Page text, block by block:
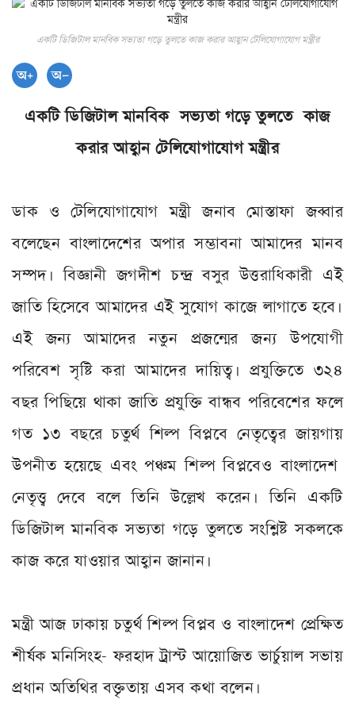
একটি ডিজিটাল মানবিক সভ্যতা গড়ে তুলতে কাজ করার আহ্বান টেলিযোগাযোগ মন্ত্রীর
একটি ডিজিটাল মানবিক সভ‌্যতা গড়ে তুলতে কাজ
করার আহ্বান টেলিযোগাযোগ মন্ত্রীর
ডাক ও টেলিযোগাযোগ মন্ত্রী জনাব মোস্তাফা জব্বার
বলেছেন বাংলাদেশের অপার সম্ভাবনা আমাদের মানব
সম্পদ। বিজ্ঞানী জগদীশ চন্দ্র বসুর উত্তরাধিকারী এই
জাতি হিসেবে আমাদের এই সুযোগ কাজে লাগাতে হবে।
এই জন‌্য আমাদের নতুন প্রজন্মের জন‌্য উপযোগী
পরিবেশ সৃষ্টি করা আমাদের দায়িত্ব। প্রযুক্তিতে ৩২৪
বছর পিছিয়ে থাকা জাতি প্রযুক্তি বান্ধব পরিবেশের ফলে
গত ১৩ বছরে চতুর্থ শিল্প বিপ্লবে নেতৃত্বের জায়গায়
উপনীত হয়েছে এবং পঞ্চম শিল্প বিপ্লবেও বাংলাদেশ
নেতৃত্ত্ব দেবে বলে তিনি উল্লেখ করেন। তিনি একটি
ডিজিটাল মানবিক সভ‌্যতা গড়ে তুলতে সংশ্লিষ্ট সকলকে
কাজ করে যাওয়ার আহ্বান জানান।
মন্ত্রী আজ ঢাকায় চতুর্থ শিল্প বিপ্লব ও বাংলাদেশ প্রেক্ষিত
শীর্ষক মনিসিংহ- ফরহাদ ট্রাস্ট আয়োজিত ভার্চুয়াল সভায়
প্রধান অতিথির বক্তৃতায় এসব কথা বলেন।